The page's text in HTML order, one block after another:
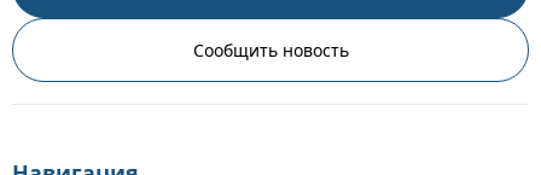
Сообщить новость